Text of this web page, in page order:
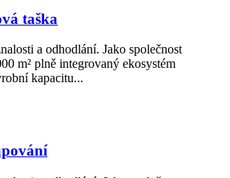
taška
a odhodlání. Jako společnost
m² plně integrovaný ekosystém
kapacitu...